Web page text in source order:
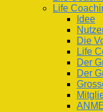
Life
Idee
Die
Life
Der
Der